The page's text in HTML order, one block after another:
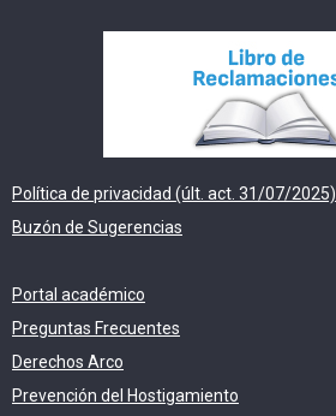
Política de privacidad (últ. act. 31/07/2025)
Buzón de Sugerencias
Portal académico
Preguntas Frecuentes
Derechos Arco
Prevención del Hostigamiento